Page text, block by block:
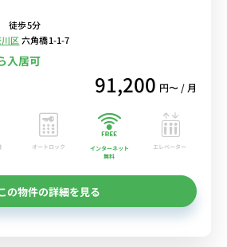
2ドア冷蔵庫など生活家電のあるお部屋/休日
ナでリフレッシュ♪
徒歩5分
区六角橋1-1-7
入居可
91,200 円〜 / 月
オートロック
インターネット
無料
エレベーター
の物件の詳細を見る